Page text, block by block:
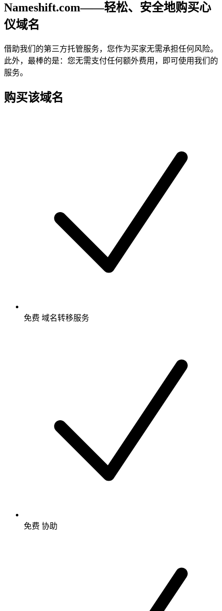
Nameshift.com——轻松、安全地购买心
仪域名
借助我们的第三方托管服务，您作为买家无需承担任何风险。
此外，最棒的是：您无需支付任何额外费用，即可使用我们的
服务。
购买该域名
免费 域名转移服务
免费 协助